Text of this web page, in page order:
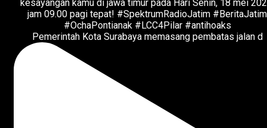
Pemerintah Kota Surabaya memasang pembatas jalan d